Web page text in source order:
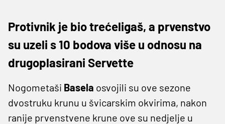
Protivnik je bio trećeligaš, a prvenstvo
su uzeli s 10 bodova više u odnosu na
drugoplasirani Servette
Nogometaši Basela osvojili su ove sezone
dvostruku krunu u švicarskim okvirima, nakon
ranije prvenstvene krune ove su nedjelje u